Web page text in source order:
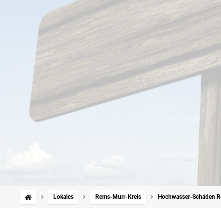
Lokales Rems-Murr-Kreis Hochwasser-Schäden